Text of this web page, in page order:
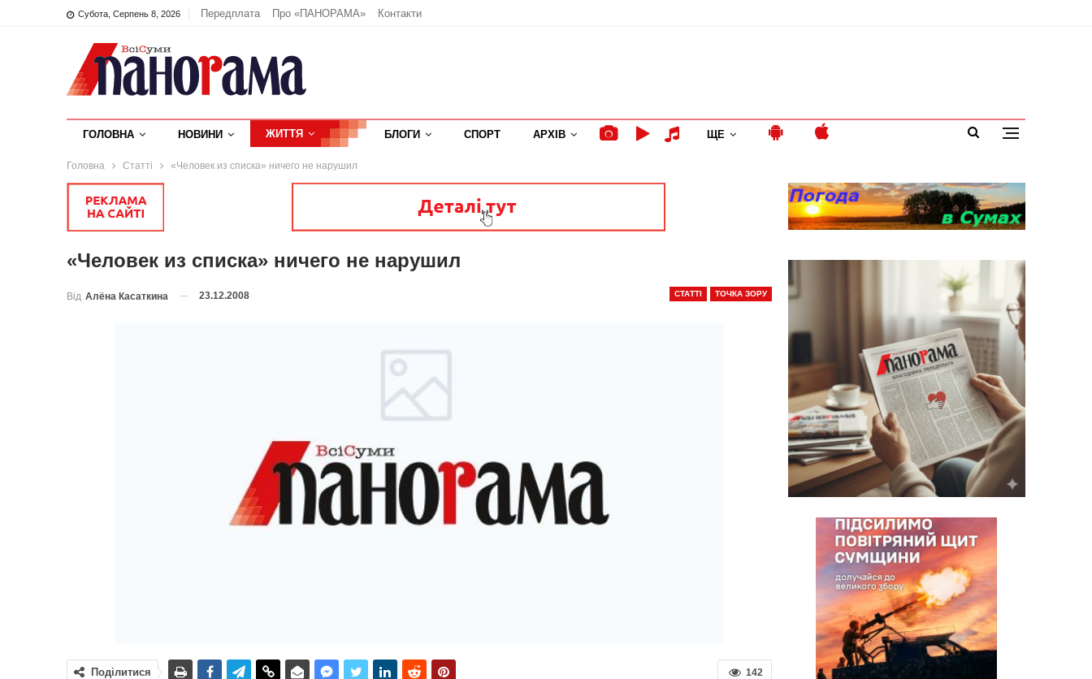
Субота, Серпень 8, 2026 Передплата Про «ПАНОРАМА» Контакти
ГОЛОВНА НОВИНИ ЖИТТЯ БЛОГИ СПОРТ АРХІВ ЩЕ
Головна Статті «Человек из списка» ничего не нарушил
«Человек из списка» ничего не нарушил
СТАТТІ ТОЧКА ЗОРУ
Від Алёна Касаткина 23.12.2008
142
Поділитися